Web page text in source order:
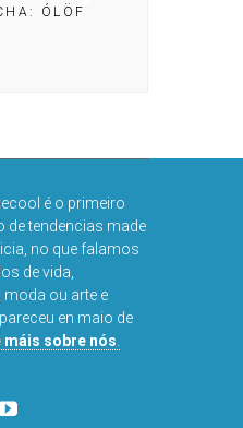
ÓLÖF
é o primeiro
de tendencias made
no que falamos
de vida,
ou arte e